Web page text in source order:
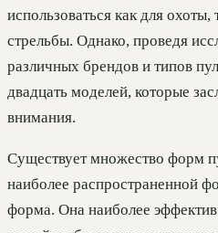
использоваться как для охоты,
стрельбы. Однако, проведя
различных брендов и типов
двадцать моделей, которые
внимания.
Существует множество форм
наиболее распространенной
форма. Она наиболее